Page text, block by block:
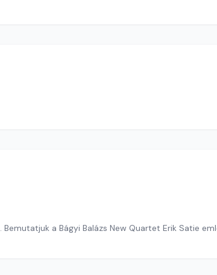
Bemutatjuk a Bágyi Balázs New Quartet Erik Satie